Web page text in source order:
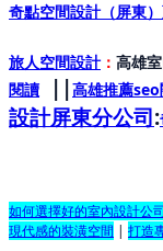
奇點空間設計（屏東）
旅人空間設計： 高雄
閱讀
||高雄推薦
設計屏東分公司:
如何選擇好的室內設計公司
現代感的裝潢空間 | 打造